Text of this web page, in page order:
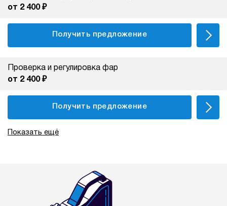
от 2 400 ₽
Получить предложение
Проверка и регулировка фар
от 2 400 ₽
Получить предложение
Показать ещё